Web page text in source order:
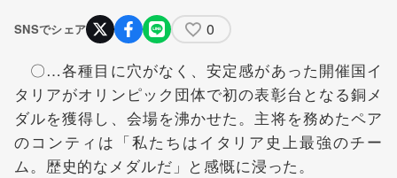
SNSでシェア 0
〇…各種目に穴がなく、安定感があった開催国イ
タリアがオリンピック団体で初の表彰台となる銅メ
ダルを獲得し、会場を沸かせた。主将を務めたペア
のコンティは「私たちはイタリア史上最強のチー
ム。歴史的なメダルだ」と感慨に浸った。